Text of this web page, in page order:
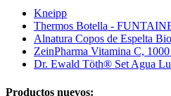
Kneipp
Thermos Botella -
Alnatura Copos de Espelta Bio
ZeinPharma Vitamina C,
Dr. Ewald Töth® Set Agua
Productos nuevos: